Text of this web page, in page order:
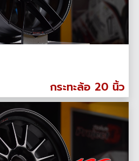
กระทะล้อ 20 นิ้ว